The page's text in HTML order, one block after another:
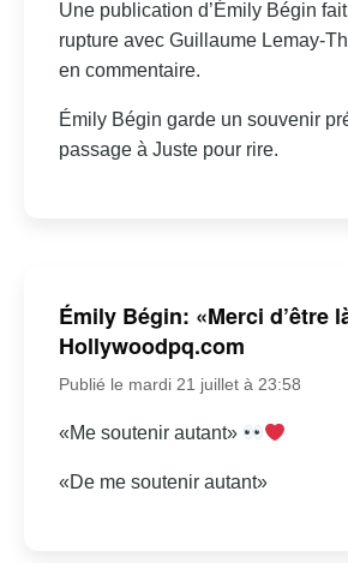
Une publication d’Émily Bégin
rupture avec Guillaume Lemay-
en commentaire.
Émily Bégin garde un souvenir
passage à Juste pour rire.
Émily Bégin: «Merci d’être
Hollywoodpq.com
Publié le mardi 21 juillet à 23:58
«Me soutenir autant»
«De me soutenir autant»